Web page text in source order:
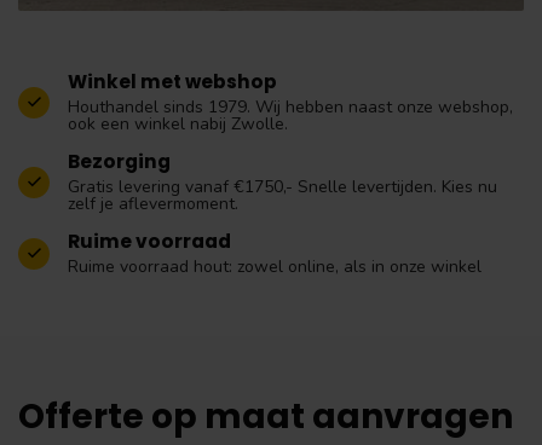
Winkel met webshop
Houthandel sinds 1979. Wij hebben naast onze webshop,
ook een winkel nabij Zwolle.
Bezorging
Gratis levering vanaf €1750,- Snelle levertijden. Kies nu
zelf je aflevermoment.
Ruime voorraad
Ruime voorraad hout: zowel online, als in onze winkel
Offerte op maat aanvragen